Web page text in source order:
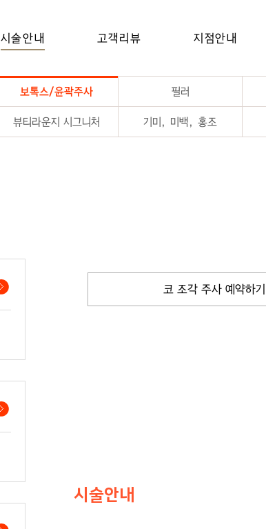
시술안내 고객리뷰 지점안내
보톡스/윤곽주사 필러
뷰티라운지 시그니처 기미, 미백, 홍조
코 조각 주사 예약하기
시술안내